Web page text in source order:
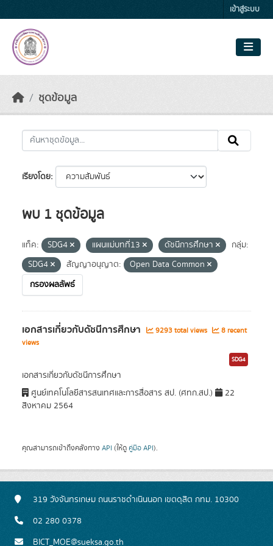
เข้าสู่ระบบ
ชุดข้อมูล
เรียงโดย
พบ 1 ชุดข้อมูล
แท็ค: SDG4 แผนแม่บทที่13 ดัชนีการศึกษา
กลุ่ม:
SDG4
สัญญาอนุญาต:
Open Data Common
กรองผลลัพธ์
เอกสารเกี่ยวกับดัชนีการศึกษา 9293 total views
8 recent
views
SDG4
เอกสารเกี่ยวกับดัชนีการศึกษา
ศูนย์เทคโนโลยีสารสนเทศและการสื่อสาร สป. (ศทก.สป.)
22
สิงหาคม 2564
คุณสามารถเข้าถึงคลังทาง API (ให้ดู คู่มือ API).
319 วังจันทรเกษม ถนนราชดำเนินนอก เขตดุสิต กทม. 10300
02 280 0378
BICT_MOE@sueksa.go.th